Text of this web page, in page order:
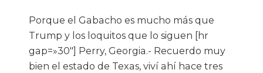
Porque el Gabacho es mucho más que
Trump y los loquitos que lo siguen [hr
gap=»30″] Perry, Georgia.- Recuerdo muy
bien el estado de Texas, viví ahí hace tres